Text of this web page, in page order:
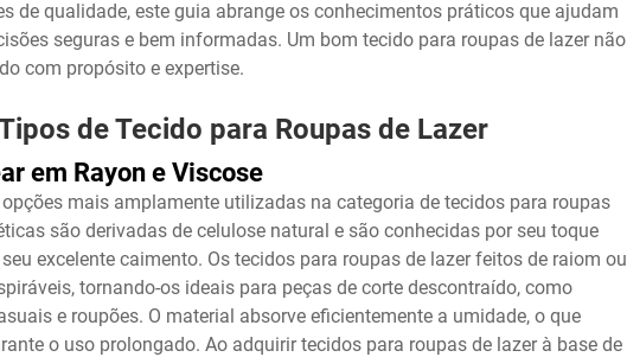
de qualidade, este guia abrange os conhecimentos práticos que ajudam
seguras e bem informadas. Um bom tecido para roupas de lazer não
com propósito e expertise.
de Tecido para Roupas de Lazer
em Rayon e Viscose
mais amplamente utilizadas na categoria de tecidos para roupas
são derivadas de celulose natural e são conhecidas por seu toque
excelente caimento. Os tecidos para roupas de lazer feitos de raiom ou
tornando-os ideais para peças de corte descontraído, como
e roupões. O material absorve eficientemente a umidade, o que
o uso prolongado. Ao adquirir tecidos para roupas de lazer à base de